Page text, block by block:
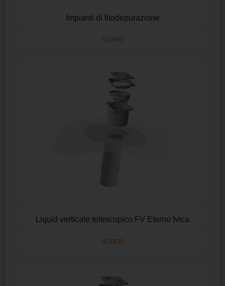
Impianti di fitodepurazione
SCOPRI
Liquid verticale telescopico FV Eterno Ivica
SCOPRI